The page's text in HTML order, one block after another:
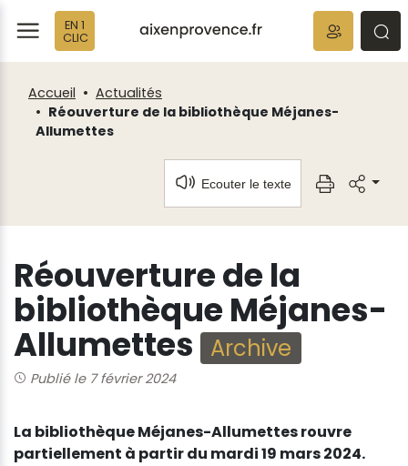
EN 1
CLIC
Accueil
Actualités
Réouverture de la bibliothèque Méjanes-
Allumettes
Ecouter le texte
Réouverture de la
bibliothèque Méjanes-
Allumettes Archive
Publié le 7 février 2024
La bibliothèque Méjanes-Allumettes rouvre
partiellement à partir du mardi 19 mars 2024.
Fenêtre
de
chat
Panneau de gestion des cookies